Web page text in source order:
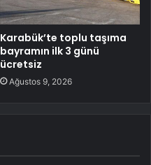
Karabük’te toplu taşıma
bayramın ilk 3 günü
ücretsiz
Ağustos 9, 2026